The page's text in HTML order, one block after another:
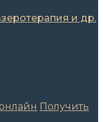
и др.
Получить